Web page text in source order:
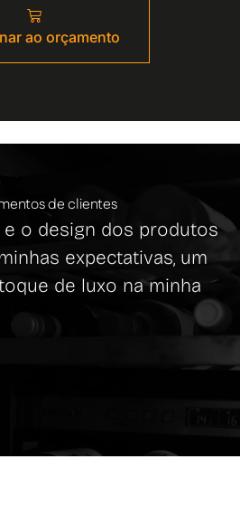
ao orçamento
de clientes
e o design dos produtos
expectativas, um
de luxo na minha